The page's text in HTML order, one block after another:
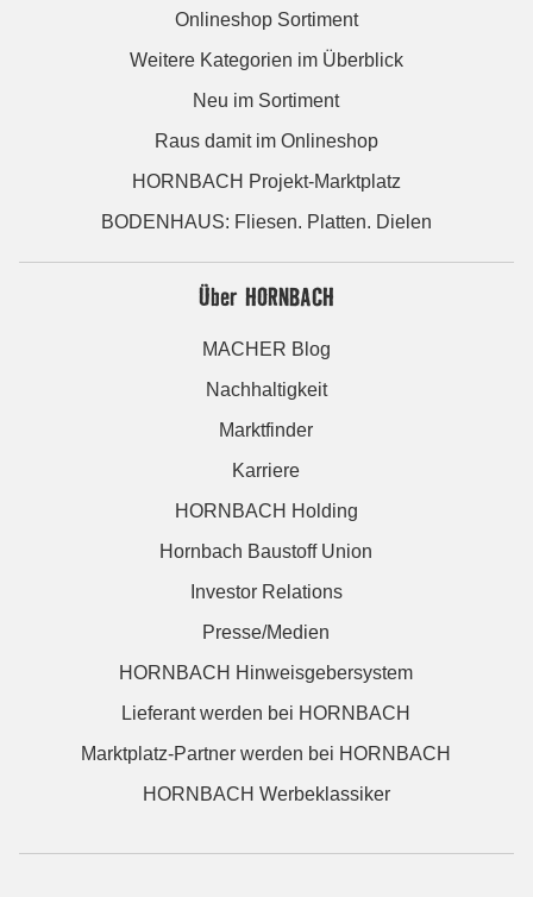
Onlineshop Sortiment
Weitere Kategorien im Überblick
Neu im Sortiment
Raus damit im Onlineshop
HORNBACH Projekt-Marktplatz
BODENHAUS: Fliesen. Platten. Dielen
Über HORNBACH
MACHER Blog
Nachhaltigkeit
Marktfinder
Karriere
HORNBACH Holding
Hornbach Baustoff Union
Investor Relations
Presse/Medien
HORNBACH Hinweisgebersystem
Lieferant werden bei HORNBACH
Marktplatz-Partner werden bei HORNBACH
HORNBACH Werbeklassiker